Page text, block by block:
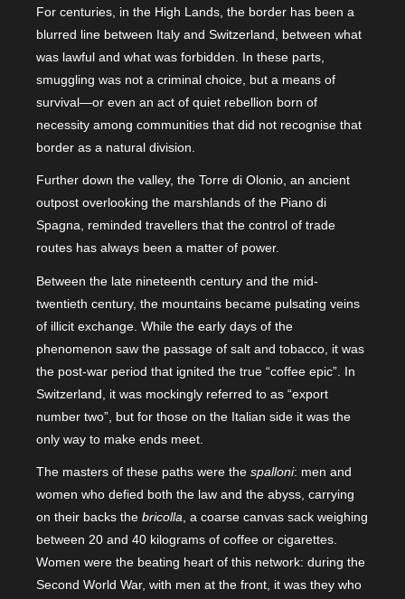
For centuries, in the High Lands, the border has been a
blurred line between Italy and Switzerland, between what
was lawful and what was forbidden. In these parts,
smuggling was not a criminal choice, but a means of
survival—or even an act of quiet rebellion born of
necessity among communities that did not recognise that
border as a natural division.
Further down the valley, the Torre di Olonio, an ancient
outpost overlooking the marshlands of the Piano di
Spagna, reminded travellers that the control of trade
routes has always been a matter of power.
Between the late nineteenth century and the mid-
twentieth century, the mountains became pulsating veins
of illicit exchange. While the early days of the
phenomenon saw the passage of salt and tobacco, it was
the post-war period that ignited the true “coffee epic”. In
Switzerland, it was mockingly referred to as “export
number two”, but for those on the Italian side it was the
only way to make ends meet.
The masters of these paths were the spalloni: men and
women who defied both the law and the abyss, carrying
on their backs the bricolla , a coarse canvas sack weighing
between 20 and 40 kilograms of coffee or cigarettes.
Women were the beating heart of this network: during the
Second World War, with men at the front, it was they who